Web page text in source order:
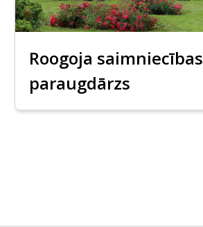
Roogoja saimniecības
paraugdārzs